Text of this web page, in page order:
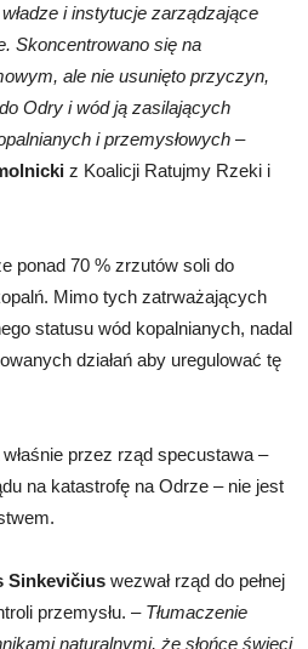
i instytucje zarządzające
Skoncentrowano się na
ale nie usunięto przyczyn,
Odry i wód ją zasilających
i przemysłowych –
z Koalicji Ratujmy Rzeki i
ponad 70 % zrzutów soli do
Mimo tych zatrważających
statusu wód kopalnianych, nadal
działań aby uregulować tę
przez rząd specustawa –
na katastrofę na Odrze – nie jest
Sinkevičius wezwał rząd do pełnej
przemysłu. – Tłumaczenie
naturalnymi, że słońce świeci